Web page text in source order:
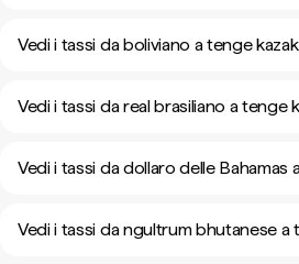
Vedi i tassi da boliviano a tenge
Vedi i tassi da real brasiliano a tenge
Vedi i tassi da dollaro delle Bahamas
Vedi i tassi da ngultrum bhutanese a